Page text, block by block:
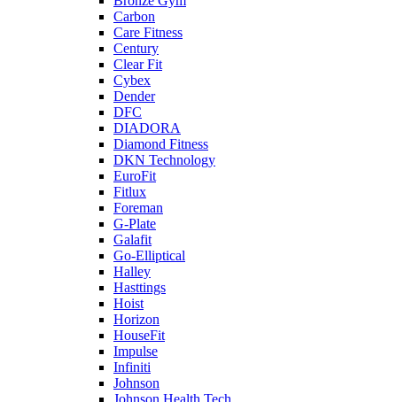
Carbon
Care Fitness
Century
Clear Fit
Cybex
Dender
DFC
DIADORA
Diamond Fitness
DKN Technology
EuroFit
Fitlux
Foreman
G-Plate
Galafit
Go-Elliptical
Halley
Hasttings
Hoist
Horizon
HouseFit
Impulse
Infiniti
Johnson
Johnson Health Tech